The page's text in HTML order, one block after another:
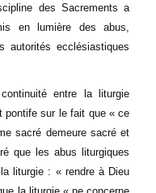
des Sacrements a
en lumière des abus,
ecclésiastiques
entre la liturgie
pontife sur le fait que « ce
sacré demeure sacré et
que les abus liturgiques
liturgie : « rendre à Dieu